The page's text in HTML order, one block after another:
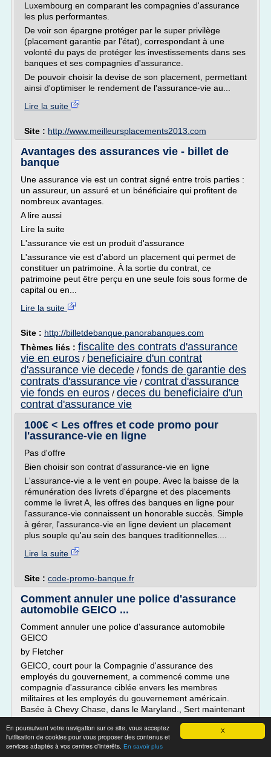
X
En poursuivant votre navigation sur ce site, vous acceptez
l'utilisation de cookies pour vous proposer des contenus et
services adaptés à vos centres d'intérêts. En savoir plus
Luxembourg en comparant les compagnies d'assurance
les plus performantes.
De voir son épargne protéger par le super privilège
(placement garantie par l'état), correspondant à une
volonté du pays de protéger les investissements dans ses
banques et ses compagnies d'assurance.
De pouvoir choisir la devise de son placement, permettant
ainsi d'optimiser le rendement de l'assurance-vie au...
Lire la suite
Site : http://www.meilleursplacements2013.com
Avantages des assurances vie - billet de
banque
Une assurance vie est un contrat signé entre trois parties :
un assureur, un assuré et un bénéficiaire qui profitent de
nombreux avantages.
A lire aussi
Lire la suite
L'assurance vie est un produit d'assurance
L'assurance vie est d'abord un placement qui permet de
constituer un patrimoine. À la sortie du contrat, ce
patrimoine peut être perçu en une seule fois sous forme de
capital ou en...
Lire la suite
Site : http://billetdebanque.panorabanques.com
Thèmes liés : fiscalite des contrats d'assurance
vie en euros / beneficiaire d'un contrat
d'assurance vie decede / fonds de garantie des
contrats d'assurance vie / contrat d'assurance
vie fonds en euros / deces du beneficiaire d'un
contrat d'assurance vie
100€ < Les offres et code promo pour
l'assurance-vie en ligne
Pas d'offre
Bien choisir son contrat d'assurance-vie en ligne
L'assurance-vie a le vent en poupe. Avec la baisse de la
rémunération des livrets d'épargne et des placements
comme le livret A, les offres des banques en ligne pour
l'assurance-vie connaissent un honorable succès. Simple
à gérer, l'assurance-vie en ligne devient un placement
plus souple qu'au sein des banques traditionnelles....
Lire la suite
Site : code-promo-banque.fr
Comment annuler une police d'assurance
automobile GEICO ...
Comment annuler une police d'assurance automobile
GEICO
by Fletcher
GEICO, court pour la Compagnie d'assurance des
employés du gouvernement, a commencé comme une
compagnie d'assurance ciblée envers les membres
militaires et les employés du gouvernement américain.
Basée à Chevy Chase, dans le Maryland., Sert maintenant
de la population générale et est l'un des meilleurs
transporteurs...
Lire la suite